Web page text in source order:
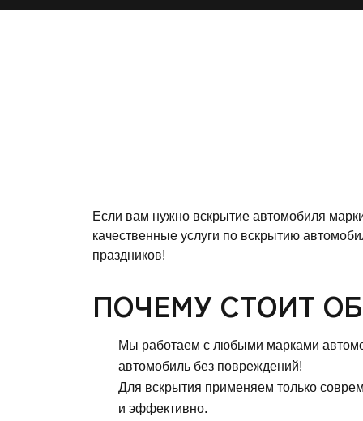
Если вам нужно вскрытие автомобиля
качественные услуги по вскрытию
праздников!
ПОЧЕМУ СТОИТ
Мы работаем с любыми марками
автомобиль без повреждений!
Для вскрытия применяем только
и эффективно.